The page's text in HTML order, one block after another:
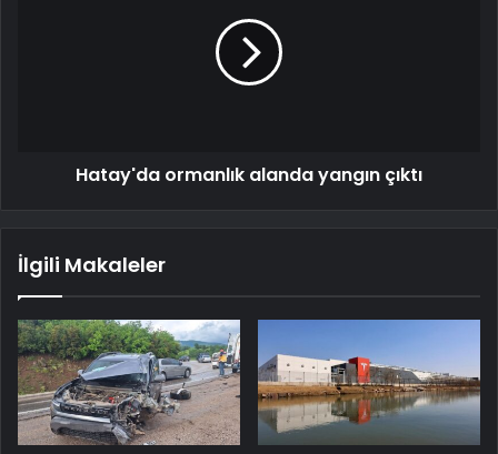
Hatay'da ormanlık alanda yangın çıktı
İlgili Makaleler